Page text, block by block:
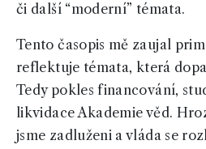
či další “moderní” témata.
Tento časopis mě zaujal
reflektuje témata, která
Tedy pokles financování,
likvidace Akademie věd.
jsme zadluženi a vláda se